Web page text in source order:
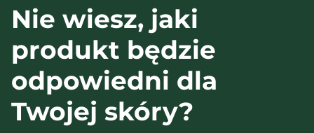
Nie wiesz, jaki
produkt będzie
odpowiedni dla
Twojej skóry?